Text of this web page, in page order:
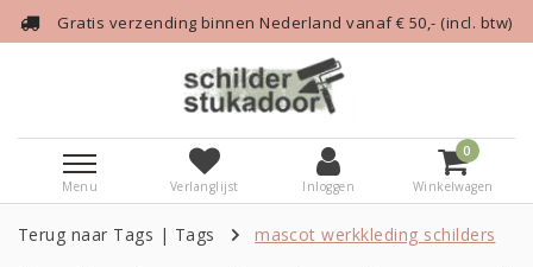
Gratis verzending binnen Nederland vanaf € 50,- (incl. btw)
Menu Verlanglijst Inloggen
0
Winkelwagen
Terug naar Tags | Tags mascot werkkleding schilders